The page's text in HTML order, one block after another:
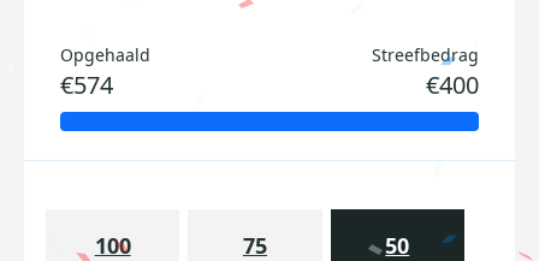
Opgehaald
€574
Streefbedrag
€400
100 75 50